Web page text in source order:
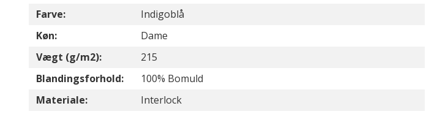
Farve:
Indigoblå
Køn:
Dame
Vægt (g/m2):
215
Blandingsforhold:
100% Bomuld
Materiale:
Interlock